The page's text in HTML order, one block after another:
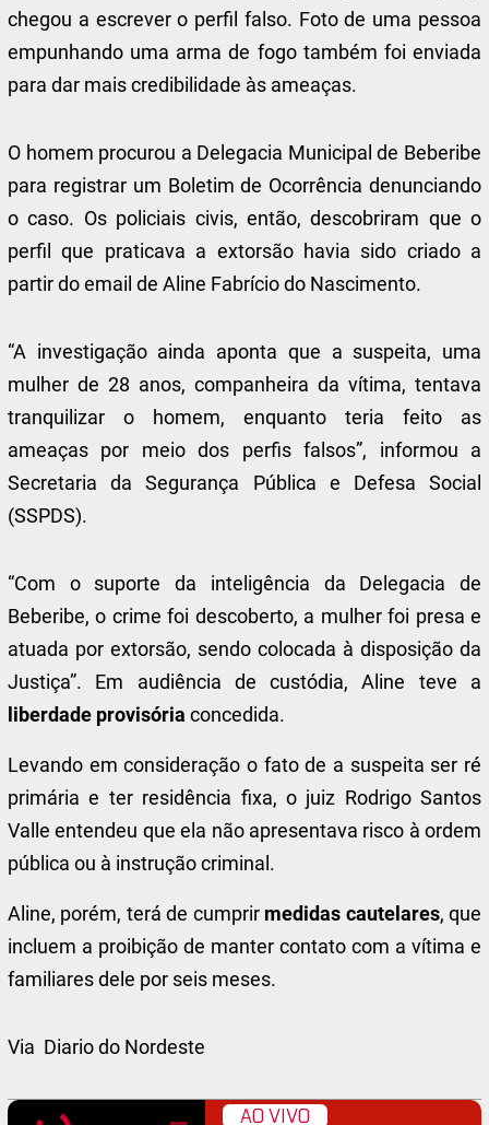
chegou a escrever o perfil falso. Foto de uma pessoa
empunhando uma arma de fogo também foi enviada
para dar mais credibilidade às ameaças.
O homem procurou a Delegacia Municipal de Beberibe
para registrar um Boletim de Ocorrência denunciando
o caso. Os policiais civis, então, descobriram que o
perfil que praticava a extorsão havia sido criado a
partir do email de Aline Fabrício do Nascimento.
“A investigação ainda aponta que a suspeita, uma
mulher de 28 anos, companheira da vítima, tentava
tranquilizar o homem, enquanto teria feito as
ameaças por meio dos perfis falsos”, informou a
Secretaria da Segurança Pública e Defesa Social
(SSPDS).
“Com o suporte da inteligência da Delegacia de
Beberibe, o crime foi descoberto, a mulher foi presa e
atuada por extorsão, sendo colocada à disposição da
Justiça”. Em audiência de custódia, Aline teve a
liberdade provisória concedida.
Levando em consideração o fato de a suspeita ser ré
primária e ter residência fixa, o juiz Rodrigo Santos
Valle entendeu que ela não apresentava risco à ordem
pública ou à instrução criminal.
Aline, porém, terá de cumprir medidas cautelares, que
incluem a proibição de manter contato com a vítima e
familiares dele por seis meses.
Via Diario do Nordeste
AO VIVO